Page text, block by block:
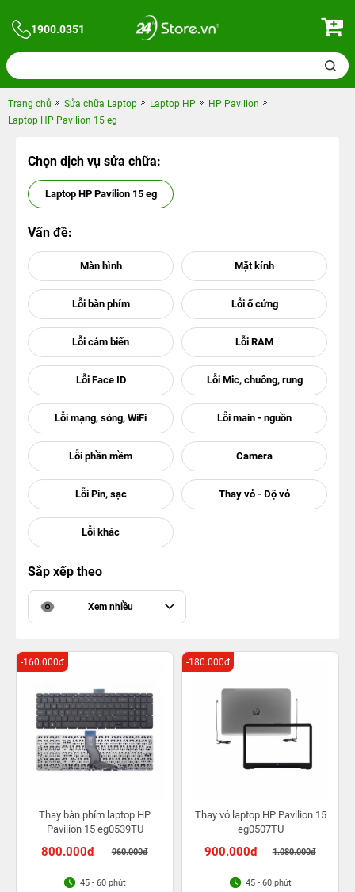
1900.0351
Trang chủ Sửa chữa Laptop Laptop HP
HP Pavilion
Laptop HP Pavilion 15 eg
Chọn dịch vụ sửa chữa:
Laptop HP Pavilion 15 eg
Vấn đề:
Sắp xếp theo
Xem nhiều
Thay bàn phím laptop HP
Pavilion 15 eg0539TU
800.000đ 960.000đ
-160.000đ
45 - 60 phút
Thay vỏ laptop HP Pavilion 15
eg0507TU
900.000đ 1.080.000đ
-180.000đ
45 - 60 phút